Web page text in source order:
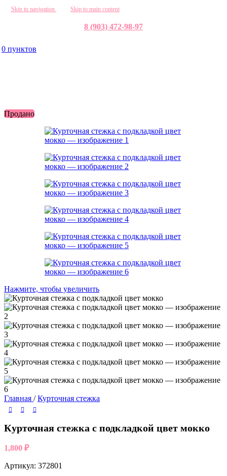
Skip to navigation Skip to main content
8 (903) 472-98-97
0 пунктов
Продано
Нажмите, чтобы увеличить
Главная / Курточная стежка
Курточная стежка с подкладкой цвет мокко
1,800 ₽
Артикул: 372801